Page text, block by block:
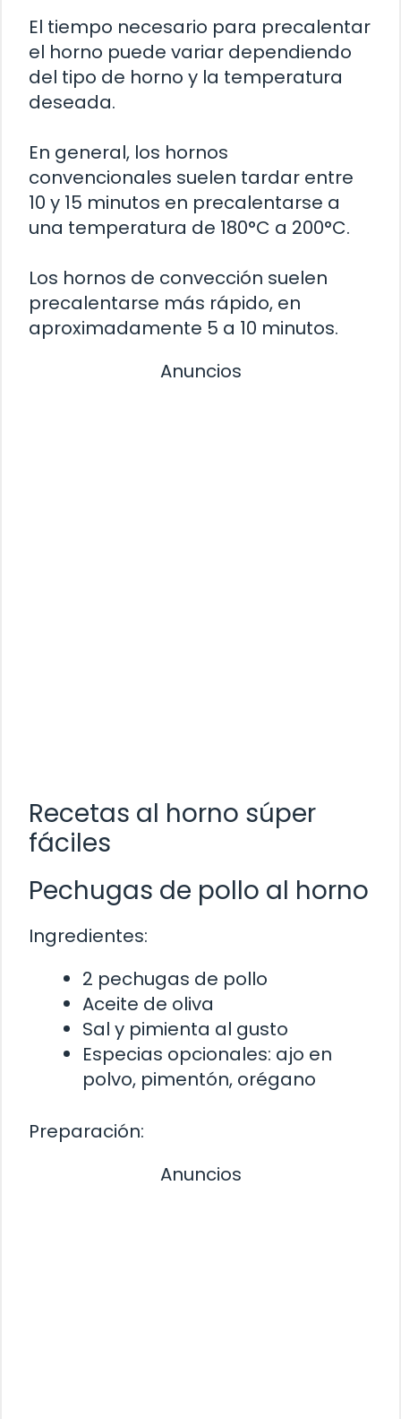
El tiempo necesario para precalentar
el horno puede variar dependiendo
del tipo de horno y la temperatura
deseada.
En general, los hornos
convencionales suelen tardar entre
10 y 15 minutos en precalentarse a
una temperatura de 180°C a 200°C.
Los hornos de convección suelen
precalentarse más rápido, en
aproximadamente 5 a 10 minutos.
Anuncios
Recetas al horno súper
fáciles
Pechugas de pollo al horno
Ingredientes:
2 pechugas de pollo
Aceite de oliva
Sal y pimienta al gusto
Especias opcionales: ajo en
polvo, pimentón, orégano
Preparación:
Anuncios